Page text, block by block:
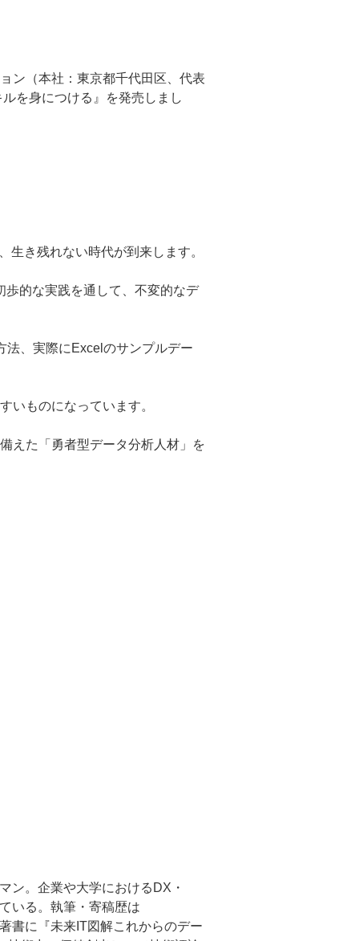
ン（本社：東京都千代田区、代表
を身につける』を発売しまし
き残れない時代が到来します。
的な実践を通して、不変的なデ
法、実際にExcelのサンプルデー
いものになっています。
えた「勇者型データ分析人材」を
ン。企業や大学におけるDX・
いる。執筆・寄稿歴は
書に『未来IT図解これからのデー